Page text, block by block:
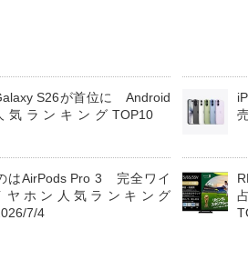
S26が首位に Android
気ランキングTOP10
はAirPods Pro 3 完全ワイ
ヤホン人気ランキング
7/4